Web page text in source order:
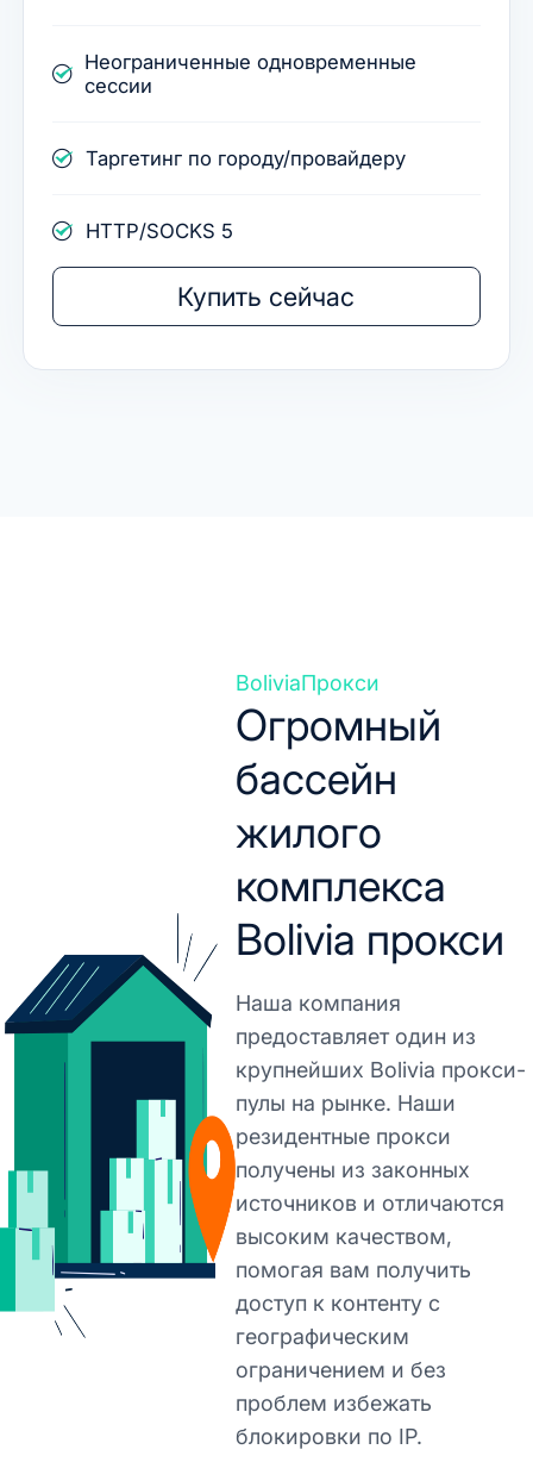
Неограниченные одновременные
сессии
Таргетинг по городу/провайдеру
HTTP/SOCKS 5
Купить сейчас
BoliviaПрокси
Огромный
бассейн
жилого
комплекса
Bolivia прокси
Наша компания
предоставляет один из
крупнейших Bolivia прокси-
пулы на рынке. Наши
резидентные прокси
получены из законных
источников и отличаются
высоким качеством,
помогая вам получить
доступ к контенту с
географическим
ограничением и без
проблем избежать
блокировки по IP.